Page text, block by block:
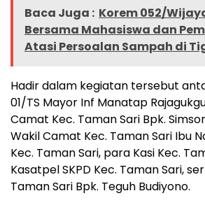
Baca Juga : Korem 052/
Bersama Mahasiswa dan
Atasi Persoalan Sampah di
Hadir dalam kegiatan tersebut
01/TS Mayor Inf Manatap
Camat Kec. Taman Sari Bpk.
Wakil Camat Kec. Taman Sari Ibu
Kec. Taman Sari, para Kasi Kec.
Kasatpel SKPD Kec. Taman Sari,
Taman Sari Bpk. Teguh Budiyono.